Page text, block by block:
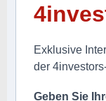
Exklusive
der
Geben Sie